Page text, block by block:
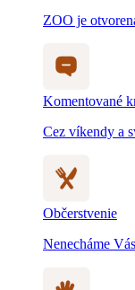
ZOO je
Komentované
Cez víkendy a
Občerstvenie
Nenecháme